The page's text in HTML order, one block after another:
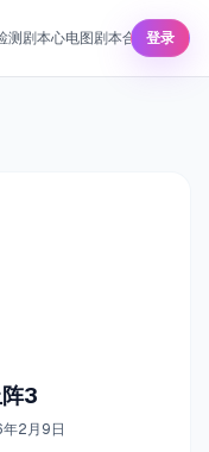
测 剧本心电图 剧本合规预审 短
登录
3
2月9日